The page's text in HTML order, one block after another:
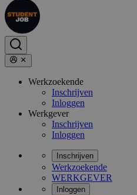
Werkzoekende
Inschrijven
Inloggen
Werkgever
Inschrijven
Inloggen
Inschrijven
Werkzoekende
WERKGEVER
Inloggen